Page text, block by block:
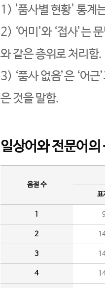
1) '품사별 현황' 통계
2) ‘어미’와 ‘접사’는
와 같은 층위로 처리함.
3) ‘품사 없음’은 ‘어
은 것을 말함.
일상어와 전문어의
음절 수
표
1
2
3
4